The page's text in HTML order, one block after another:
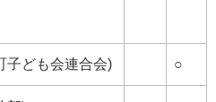
子ども会連合会) ○